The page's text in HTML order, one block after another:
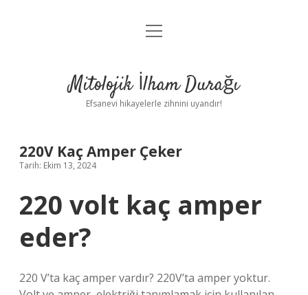
Anasayfa
Yasal Uyarı
menüyü
Mitolojik İlham Durağı
Efsanevi hikayelerle zihnini uyandır!
220V Kaç Amper Çeker
Tarih: Ekim 13, 2024
220 volt kaç amper
eder?
220 V’ta kaç amper vardır? 220V’ta amper yoktur.